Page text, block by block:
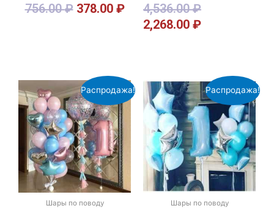
756.00₽ 378.00 ₽ 4,536.00₽
2,268.00 ₽
Распродажа!
Шары по поводу
Распродажа!
Шары по поводу